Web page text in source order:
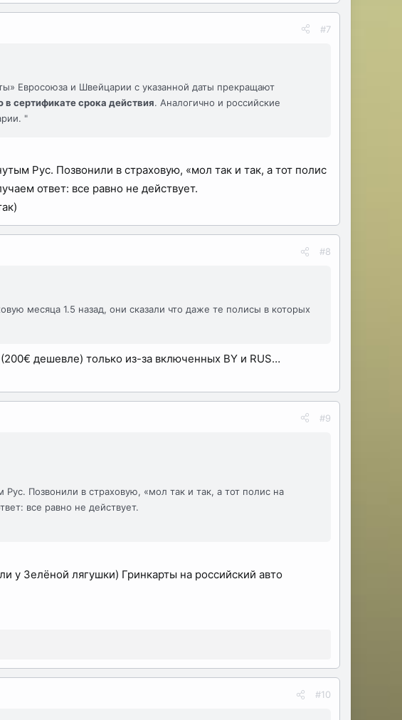
#7
Евросоюза и Швейцарии с указанной даты прекращают
сертификате срока действия. Аналогично и российские
"
Рус. Позвонили в страховую, «мол так и так, а тот полис
ответ: все равно не действует.
#8
месяца 1.5 назад, они сказали что даже те полисы в которых
дешевле) только из-за включенных BY и RUS…
#9
Позвонили в страховую, «мол так и так, а тот полис на
все равно не действует.
у Зелёной лягушки) Гринкарты на российский авто
#10